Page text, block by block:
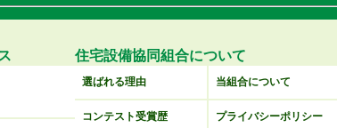
住宅設備協同組合について
選ばれる理由 当組合について
コンテスト受賞歴 プライバシーポリシー